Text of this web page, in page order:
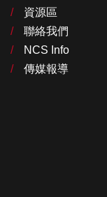
資源區
聯絡我們
NCS Info
傳媒報導